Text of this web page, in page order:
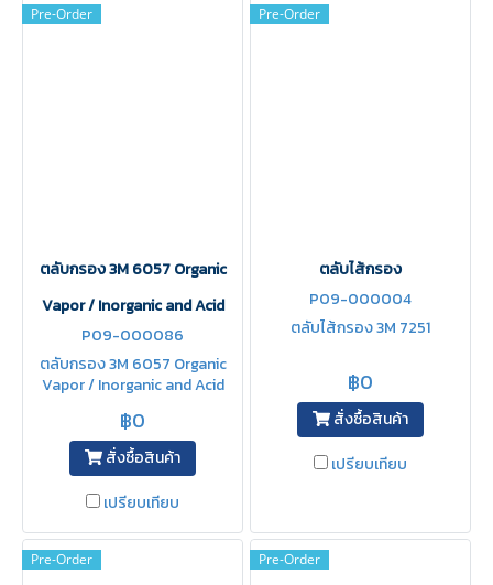
Pre-Order
ตลับกรอง 3M 6057 Organic
Vapor / Inorganic and Acid
P09-000086
ตลับกรอง 3M 6057 Organic
Vapor / Inorganic and Acid
฿0
สั่งซื้อสินค้า
เปรียบเทียบ
Pre-Order
ตลับไส้กรอง
P09-000004
ตลับไส้กรอง 3M 7251
฿0
สั่งซื้อสินค้า
เปรียบเทียบ
Pre-Order Pre-Order